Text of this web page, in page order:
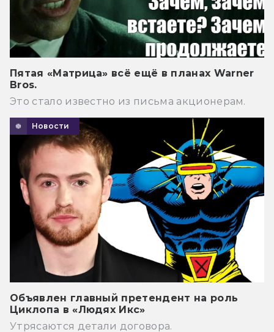
Пятая «Матрица» всё ещё в планах Warner
Bros.
Это стало известно из письма акционерам.
Новости
Объявлен главный претендент на роль
Циклопа в «Людях Икс»
Утрясаются детали договора.